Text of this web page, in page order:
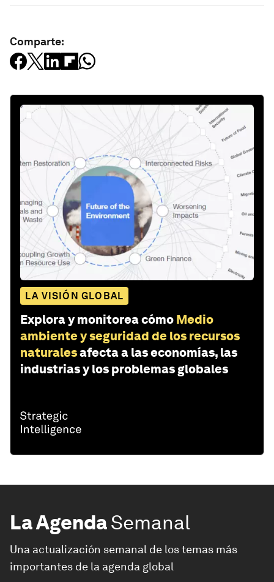
Comparte:
LA VISIÓN GLOBAL
Explora y monitorea cómo Medio
ambiente y seguridad de los recursos
naturalesafecta a las economías, las
industrias y los problemas globales
La AgendaSemanal
Una actualización semanal de los temas más
importantes de la agenda global